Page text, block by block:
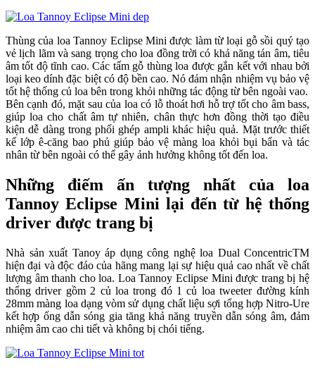
Thùng của loa Tannoy Eclipse Mini được làm từ loại gỗ sồi quý tạo
vẻ lịch lãm và sang trọng cho loa đồng trời có khả năng tán âm, tiêu
âm tốt độ tĩnh cao. Các tấm gỗ thùng loa được gắn kết với nhau bởi
loại keo dính đặc biệt có độ bền cao. Nó đảm nhận nhiệm vụ bảo vệ
tốt hệ thống củ loa bên trong khỏi những tác động từ bên ngoài vao.
Bên cạnh đó, mặt sau của loa có lỗ thoát hơi hỗ trợ tốt cho âm bass,
giúp loa cho chất âm tự nhiên, chân thực hơn đồng thời tạo điều
kiện dễ dàng trong phối ghép ampli khác hiệu quả. Mặt trước thiết
kế lớp ê-căng bao phủ giúp bảo vệ màng loa khỏi bụi bẩn và tác
nhân từ bên ngoài có thể gây ảnh hưởng không tốt đến loa.
Những điếm ấn tượng nhất của loa
Tannoy Eclipse Mini lại đến từ hệ thống
driver được trang bị
Nhà sản xuất Tanoy áp dụng công nghệ loa Dual ConcentricTM
hiện đại và độc đáo của hãng mang lại sự hiệu quả cao nhất về chất
lượng âm thanh cho loa. Loa Tannoy Eclipse Mini được trang bị hệ
thống driver gồm 2 củ loa trong đó 1 củ loa tweeter đường kính
28mm màng loa dạng vòm sử dụng chất liệu sợi tổng hợp Nitro-Ure
kết hợp ống dẫn sóng gia tăng khả năng truyền dẫn sóng âm, đảm
nhiệm âm cao chi tiết và không bị chói tiếng.